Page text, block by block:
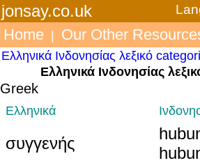
jonsay.co.uk
Home Our Other
Ελληνικά Ινδονησίας λεξικό
Ελληνικά Ινδονησίας
Greek
Ελληνικά
συγγενής